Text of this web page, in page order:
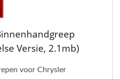
Versie, 2.1mb)
voor Chrysler